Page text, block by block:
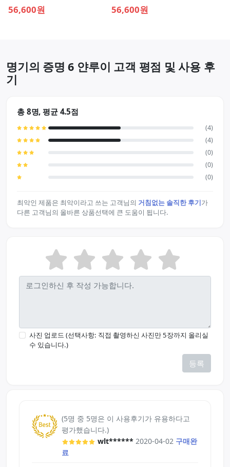
56,600원 56,600원
명기의 증명 6 얀루이 고객 평점 및 사용 후
기
총 8명, 평균 4.5점
(4)
(4)
(0)
(0)
(0)
최악인 제품은 최악이라고 쓰는 고객님의 거침없는 솔직한 후기가
다른 고객님의 올바른 상품선택에 큰 도움이 됩니다.
사진 업로드 (선택사항: 직접 촬영하신 사진만 5장까지 올리실
수 있습니다.)
등록
(5명 중 5명은 이 사용후기가 유용하다고
평가했습니다.)
wlt****** 2020-04-02 구매완
료